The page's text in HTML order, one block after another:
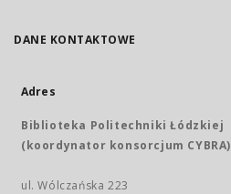
DANE KONTAKTOWE
Adres
Biblioteka Politechniki Łódzkiej
(koordynator konsorcjum CYBRA)
ul. Wólczańska 223